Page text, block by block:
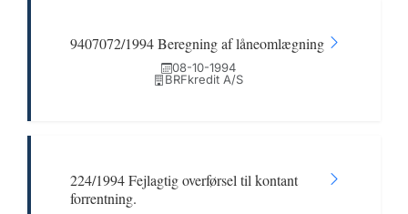
9407072/1994 Beregning af låneomlægning
08-10-1994
BRFkredit A/S
224/1994 Fejlagtig overførsel til kontant
forrentning.